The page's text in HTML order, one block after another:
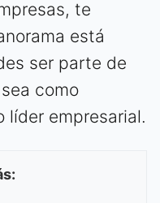
te
está
ser parte de
como
líder empresarial.